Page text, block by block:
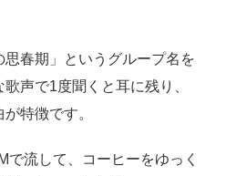
思春期」というグループ名を
声で1度聞くと耳に残り、
特徴です。
で流して、コーヒーをゆっく